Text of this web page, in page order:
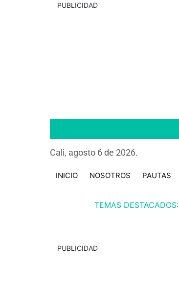
PUBLICIDAD
Cali, agosto 6 de 2026.
INICIO NOSOTROS PAUTAS
TEMAS DESTACADOS:
PUBLICIDAD